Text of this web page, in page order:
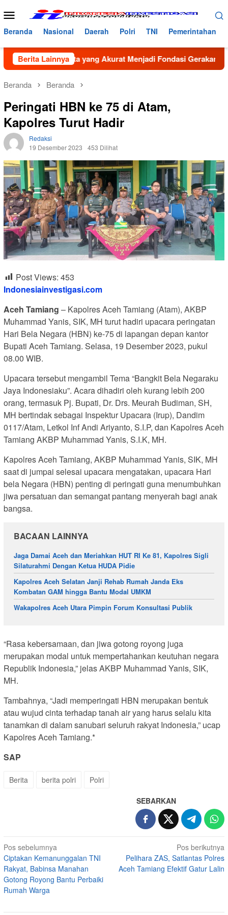
ke
konten
Menu
Mobile
Beranda Nasional Daerah Polri TNI Pemerintahan
Berita Lainnya
Data yang Akurat Menjadi Fondasi Gerakan GenRe di
Beranda Beranda
Peringati HBN ke 75 di Atam,
Kapolres Turut Hadir
Redaksi
19 Desember 2023
453 Dilihat
Post Views: 453
Indonesiainvestigasi.com
Aceh Tamiang – Kapolres Aceh Tamiang (Atam), AKBP
Muhammad Yanis, SIK, MH turut hadiri upacara peringatan
Hari Bela Negara (HBN) ke-75 di lapangan depan kantor
Bupati Aceh Tamiang. Selasa, 19 Desember 2023, pukul
08.00 WIB.
Upacara tersebut mengambil Tema “Bangkit Bela Negaraku
Jaya Indonesiaku”. Acara dihadiri oleh kurang lebih 200
orang, termasuk Pj. Bupati, Dr. Drs. Meurah Budiman, SH,
MH bertindak sebagai Inspektur Upacara (Irup), Dandim
0117/Atam, Letkol Inf Andi Ariyanto, S.I.P, dan Kapolres Aceh
Tamiang AKBP Muhammad Yanis, S.I.K, MH.
Kapolres Aceh Tamiang, AKBP Muhammad Yanis, SIK, MH
saat di jumpai selesai upacara mengatakan, upacara Hari
bela Negara (HBN) penting di peringati guna menumbuhkan
jiwa persatuan dan semangat pantang menyerah bagi anak
bangsa.
BACAAN LAINNYA
Jaga Damai Aceh dan Meriahkan HUT RI Ke 81, Kapolres Sigli
Silaturahmi Dengan Ketua HUDA Pidie
Kapolres Aceh Selatan Janji Rehab Rumah Janda Eks
Kombatan GAM hingga Bantu Modal UMKM
Wakapolres Aceh Utara Pimpin Forum Konsultasi Publik
“Rasa kebersamaan, dan jiwa gotong royong juga
merupakan modal untuk mempertahankan keutuhan negara
Republik Indonesia,” jelas AKBP Muhammad Yanis, SIK,
MH.
Tambahnya, “Jadi memperingati HBN merupakan bentuk
atau wujud cinta terhadap tanah air yang harus selalu kita
tanamkan di dalam sanubari seluruh rakyat Indonesia,” ucap
Kapolres Aceh Tamiang.*
SAP
Berita berita polri Polri
SEBARKAN
Navigasi
pos
Pos sebelumnya
Ciptakan Kemanunggalan TNI
Rakyat, Babinsa Manahan
Gotong Royong Bantu Perbaiki
Rumah Warga
Pos berikutnya
Pelihara ZAS, Satlantas Polres
Aceh Tamiang Efektif Gatur Lalin